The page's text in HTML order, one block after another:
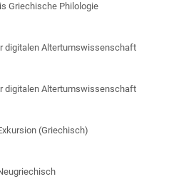
Griechische Philologie
digitalen Altertumswissenschaft
digitalen Altertumswissenschaft
(Griechisch)